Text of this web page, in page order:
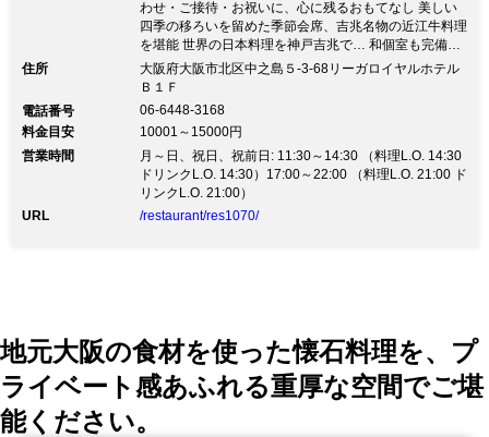
わせ・ご接待・お祝いに、心に残るおもてなし 美しい
四季の移ろいを留めた季節会席、吉兆名物の近江牛料理
を堪能 世界の日本料理を神戸吉兆で… 和個室も完備、
お顔合わせ・ご接待・お祝いに、心に残るおもてなし
美しい四季の移ろいを留めた季節会席、吉兆名物の近江
11:30～15:00（L.O.14:30） 夕食 17:00～
21:00（L.O.20:30） ■神戸吉兆とは 大阪の格式を誇る
リーガロイヤルホテルに吉兆初のホテルテナント店とし
て開業。 季節の素材を吟味した会席料理はもとより、
すき焼き、しゃぶしゃぶを供するなど、 伝統を重んじ
ながらも多くの方に日本料理の美味しさを味わってもら
個室 最大16名様まで対応の完全個室あり
住所
大阪府大阪市北区中之島５-3-68リーガロイヤルホテル
Ｂ１Ｆ
電話番号
06-6448-3168
料金目安
10001～15000円
営業時間
月～日、祝日、祝前日: 11:30～14:30 （料理L.O. 14:30
ドリンクL.O. 14:30）17:00～22:00 （料理L.O. 21:00 ド
リンクL.O. 21:00）
URL
/restaurant/res1070/
地元大阪の食材を使った懐石料理を、プ
ライベート感あふれる重厚な空間でご堪
能ください。